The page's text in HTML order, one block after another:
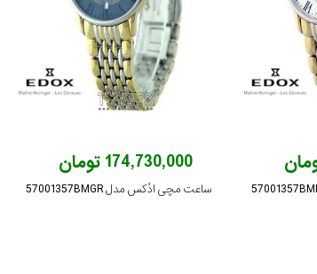
174,730,000 تومان
ساعت مچی ادُکس مدل 57001357BMGR